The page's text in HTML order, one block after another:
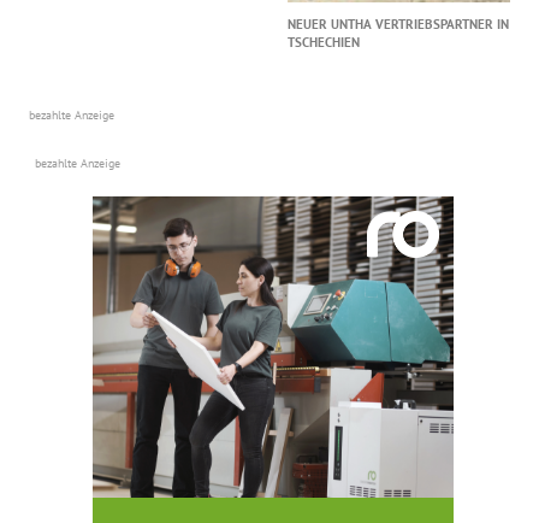
NEUER UNTHA VERTRIEBSPARTNER IN
TSCHECHIEN
bezahlte Anzeige
bezahlte Anzeige